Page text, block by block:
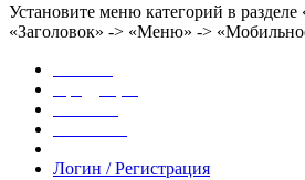
Установите меню категорий в
«Заголовок» -> «Меню» ->
Логин / Регистрация